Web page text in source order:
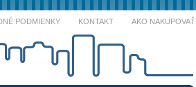
PODMIENKY KONTAKT AKO NAKUPOVAŤ